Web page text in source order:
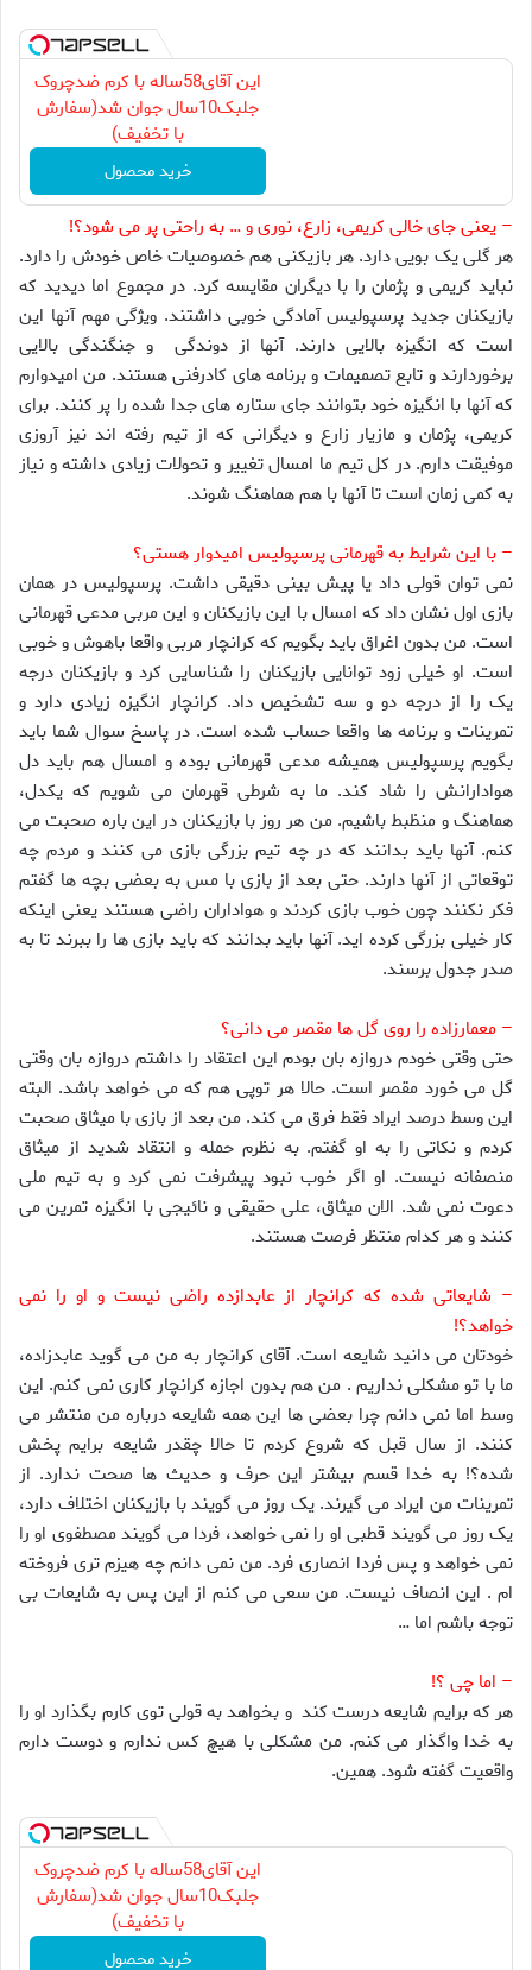
این آقای58ساله با کرم ضدچروک
جلبک10سال جوان شد(سفارش
با تخفیف)
خرید محصول
– یعنی جای خالی کریمی، زارع، نوری و … به راحتی پر می شود؟!
هر گلی یک بویی دارد. هر بازیکنی هم خصوصیات خاص خودش را دارد.
نباید کریمی و پژمان را با دیگران مقایسه کرد. در مجموع اما دیدید که
بازیکنان جدید پرسپولیس آمادگی خوبی داشتند. ویژگی مهم آنها این
است که انگیزه بالایی دارند. آنها از دوندگی و جنگندگی بالایی
برخوردارند و تابع تصمیمات و برنامه های کادرفنی هستند. من امیدوارم
که آنها با انگیزه خود بتوانند جای ستاره های جدا شده را پر کنند. برای
کریمی، پژمان و مازیار زارع و دیگرانی که از تیم رفته اند نیز آروزی
موفیقت دارم. در کل تیم ما امسال تغییر و تحولات زیادی داشته و نیاز
به کمی زمان است تا آنها با هم هماهنگ شوند.
– با این شرایط به قهرمانی پرسپولیس امیدوار هستی؟
نمی توان قولی داد یا پیش بینی دقیقی داشت. پرسپولیس در همان
بازی اول نشان داد که امسال با این بازیکنان و این مربی مدعی قهرمانی
است. من بدون اغراق باید بگویم که کرانچار مربی واقعا باهوش و خوبی
است. او خیلی زود توانایی بازیکنان را شناسایی کرد و بازیکنان درجه
یک را از درجه دو و سه تشخیص داد. کرانچار انگیزه زیادی دارد و
تمرینات و برنامه ها واقعا حساب شده است. در پاسخ سوال شما باید
بگویم پرسپولیس همیشه مدعی قهرمانی بوده و امسال هم باید دل
هوادارانش را شاد کند. ما به شرطی قهرمان می شویم که یکدل،
هماهنگ و منظبط باشیم. من هر روز با بازیکنان در این باره صحبت می
کنم. آنها باید بدانند که در چه تیم بزرگی بازی می کنند و مردم چه
توقعاتی از آنها دارند. حتی بعد از بازی با مس به بعضی بچه ها گفتم
فکر نکنند چون خوب بازی کردند و هواداران راضی هستند یعنی اینکه
کار خیلی بزرگی کرده اید. آنها باید بدانند که باید بازی ها را ببرند تا به
صدر جدول برسند.
– معمارزاده را روی گل ها مقصر می دانی؟
حتی وقتی خودم دروازه بان بودم این اعتقاد را داشتم دروازه بان وقتی
گل می خورد مقصر است. حالا هر توپی هم که می خواهد باشد. البته
این وسط درصد ایراد فقط فرق می کند. من بعد از بازی با میثاق صحبت
کردم و نکاتی را به او گفتم. به نظرم حمله و انتقاد شدید از میثاق
منصفانه نیست. او اگر خوب نبود پیشرفت نمی کرد و به تیم ملی
دعوت نمی شد. الان میثاق، علی حقیقی و نائیجی با انگیزه تمرین می
کنند و هر کدام منتظر فرصت هستند.
– شایعاتی شده که کرانچار از عابدازده راضی نیست و او را نمی
خواهد؟!
خودتان می دانید شایعه است. آقای کرانچار به من می گوید عابدزاده،
ما با تو مشکلی نداریم . من هم بدون اجازه کرانچار کاری نمی کنم. این
وسط اما نمی دانم چرا بعضی ها این همه شایعه درباره من منتشر می
کنند. از سال قبل که شروع کردم تا حالا چقدر شایعه برایم پخش
شده؟! به خدا قسم بیشتر این حرف و حدیث ها صحت ندارد. از
تمرینات من ایراد می گیرند. یک روز می گویند با بازیکنان اختلاف دارد،
یک روز می گویند قطبی او را نمی خواهد، فردا می گویند مصطفوی او را
نمی خواهد و پس فردا انصاری فرد. من نمی دانم چه هیزم تری فروخته
ام . این انصاف نیست. من سعی می کنم از این پس به شایعات بی
توجه باشم اما …
– اما چی ؟!
هر که برایم شایعه درست کند و بخواهد به قولی توی کارم بگذارد او را
به خدا واگذار می کنم. من مشکلی با هیچ کس ندارم و دوست دارم
واقعیت گفته شود. همین.
این آقای58ساله با کرم ضدچروک
جلبک10سال جوان شد(سفارش
با تخفیف)
خرید محصول